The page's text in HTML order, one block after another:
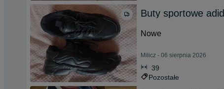
Buty sportowe
Nowe
Milicz - 06 sierpnia 2026
39
Pozostałe